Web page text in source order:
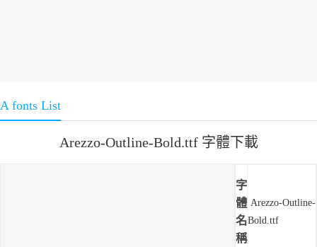
A fonts List
Arezzo-Outline-Bold.ttf 字體下載
字
體
名
稱
Arezzo-Outline-
Bold.ttf